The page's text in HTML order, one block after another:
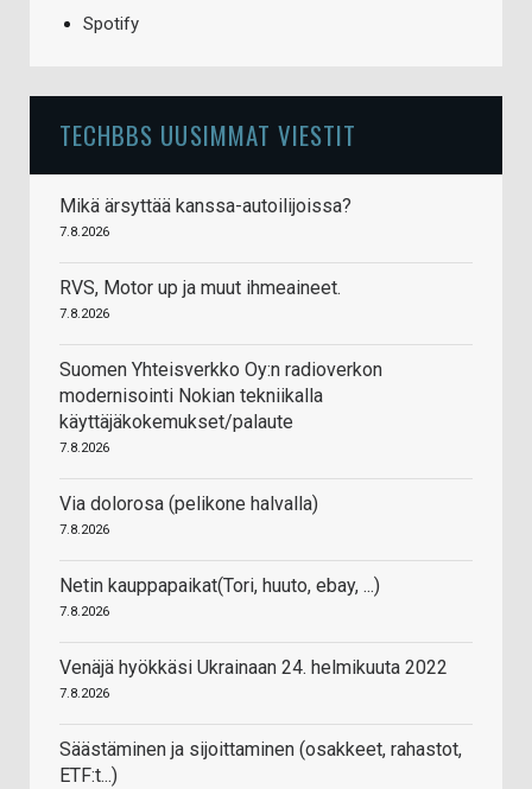
Spotify
TECHBBS UUSIMMAT VIESTIT
Mikä ärsyttää kanssa-autoilijoissa?
7.8.2026
RVS, Motor up ja muut ihmeaineet.
7.8.2026
Suomen Yhteisverkko Oy:n radioverkon
modernisointi Nokian tekniikalla
käyttäjäkokemukset/palaute
7.8.2026
Via dolorosa (pelikone halvalla)
7.8.2026
Netin kauppapaikat(Tori, huuto, ebay, ...)
7.8.2026
Venäjä hyökkäsi Ukrainaan 24. helmikuuta 2022
7.8.2026
Säästäminen ja sijoittaminen (osakkeet, rahastot,
ETF:t...)